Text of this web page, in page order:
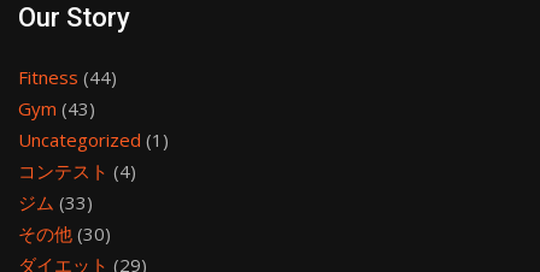
Our Story
Fitness (44)
Gym (43)
Uncategorized (1)
コンテスト (4)
ジム (33)
その他 (30)
ダイエット (29)